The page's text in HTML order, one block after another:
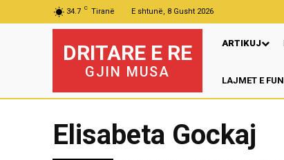
34.7 C Tiranë E shtunë, 8 Gusht 2026
DRITARE E RE
GJIN MUSA
ARTIKUJ
LAJMET E
Elisabeta Gockaj